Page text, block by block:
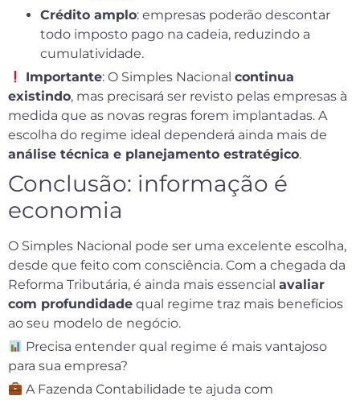
Crédito amplo: empresas poderão descontar
todo imposto pago na cadeia, reduzindo a
cumulatividade.
Importante: O Simples Nacionalcontinua
existindo, mas precisará ser revisto pelas empresas à
medida que as novas regras forem implantadas. A
escolha do regime ideal dependerá ainda mais de
análise técnica e planejamento estratégico.
Conclusão: informação é
economia
O Simples Nacional pode ser uma excelente escolha,
desde que feito com consciência. Com a chegada da
Reforma Tributária, é ainda mais essencial avaliar
com profundidade qual regime traz mais benefícios
ao seu modelo de negócio.
Precisa entender qual regime é mais vantajoso
para sua empresa?
A Fazenda Contabilidade te ajuda com